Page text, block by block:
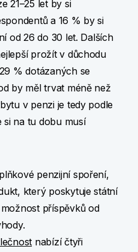
21–25 let by si
a 16 % by si
od 26 do 30 let. Dalších
prožít v důchodu
% dotázaných se
by měl trvat méně než
v penzi je tedy podle
si na tu dobu musí
penzijní spoření,
který poskytuje státní
příspěvků od
nabízí čtyři